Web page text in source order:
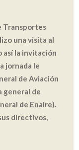
Transportes
una visita al
así la invitación
jornada le
de Aviación
general de
de Enaire).
directivos,